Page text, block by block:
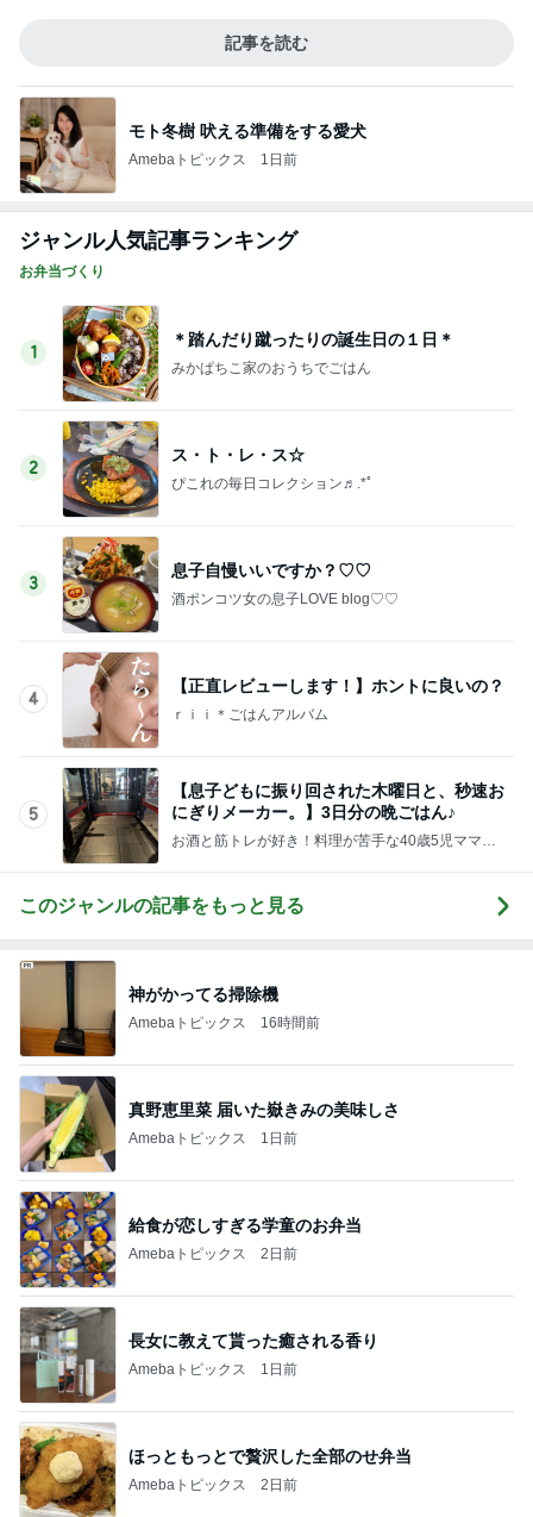
記事を読む
モト冬樹 吠える準備をする愛犬
Amebaトピックス 1日前
ジャンル人気記事ランキング
お弁当づくり
1
＊踏んだり蹴ったりの誕生日の１日＊
みかぱちこ家のおうちでごはん
2
ス・ト・レ・ス☆
ぴこれの毎日コレクション♬.*ﾟ
3
息子自慢いいですか？♡♡
酒ポンコツ女の息子LOVE blog♡♡
4
【正直レビューします！】ホントに良いの？
ｒｉｉ＊ごはんアルバム
5
【息子どもに振り回された木曜日と、秒速お
にぎりメーカー。】3日分の晩ごはん♪
お酒と筋トレが好き！料理が苦手な40歳5児ママ主
このジャンルの記事をもっと見る
神がかってる掃除機
Amebaトピックス 16時間前
真野恵里菜 届いた嶽きみの美味しさ
Amebaトピックス 1日前
給食が恋しすぎる学童のお弁当
Amebaトピックス 2日前
長女に教えて貰った癒される香り
Amebaトピックス 1日前
ほっともっとで贅沢した全部のせ弁当
Amebaトピックス 2日前